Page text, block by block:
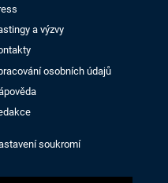
a výzvy
osobních údajů
soukromí